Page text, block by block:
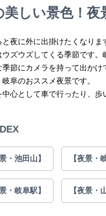
美しい景色！夜
と夜に外に出掛けたくなり
ウズウズしてくる季節です。
季節にカメラを持って出かけ
阜のおススメ夜景です。
中心として車で行ったり、歩
・池田山】 【夜景・
・岐阜駅】 【夜景・